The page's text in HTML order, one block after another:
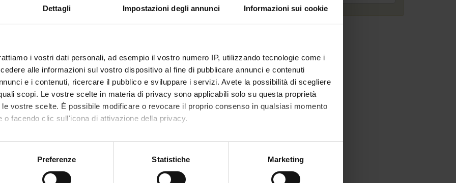
Dettagli Impostazioni degli annunci Informazioni sui cookie
i vostri dati personali, ad esempio il vostro numero IP, utilizzando tecnologie come i
alle informazioni sul vostro dispositivo al fine di pubblicare annunci e contenuti
e i contenuti, ricercare il pubblico e sviluppare i servizi. Avete la possibilità di scegliere
scopi. Le vostre scelte in materia di privacy sono applicabili solo su questa proprietà
vostre scelte. È possibile modificare o revocare il proprio consenso in qualsiasi momento
o facendo clic sull'icona di attivazione della privacy.
anche:
sulla tua posizione geografica, con un'approssimazione di qualche metro,
Preferenze Statistiche Marketing
per vedere orari e dettagli del corso.